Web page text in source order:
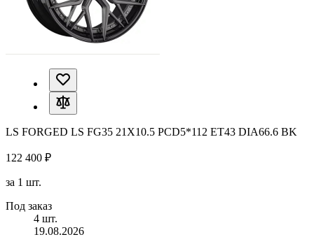
LS FORGED LS FG35 21X10.5 PCD5*112 ET43 DIA66.6 BK
122 400 ₽
за 1 шт.
Под заказ
4 шт.
19.08.2026